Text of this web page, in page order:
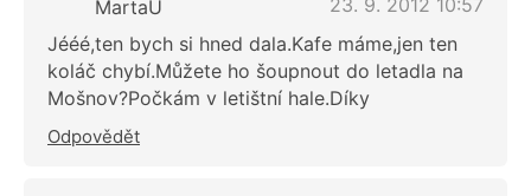
MartaU
23. 9. 2012 10:57
Jééé,ten bych si hned dala.Kafe máme,jen ten
koláč chybí.Můžete ho šoupnout do letadla na
Mošnov?Počkám v letištní hale.Díky
Odpovědět